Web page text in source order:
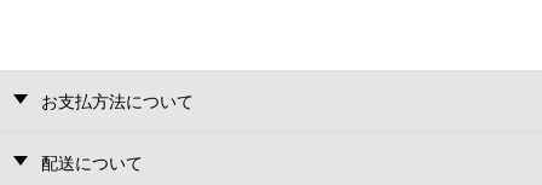
お支払方法について
配送について